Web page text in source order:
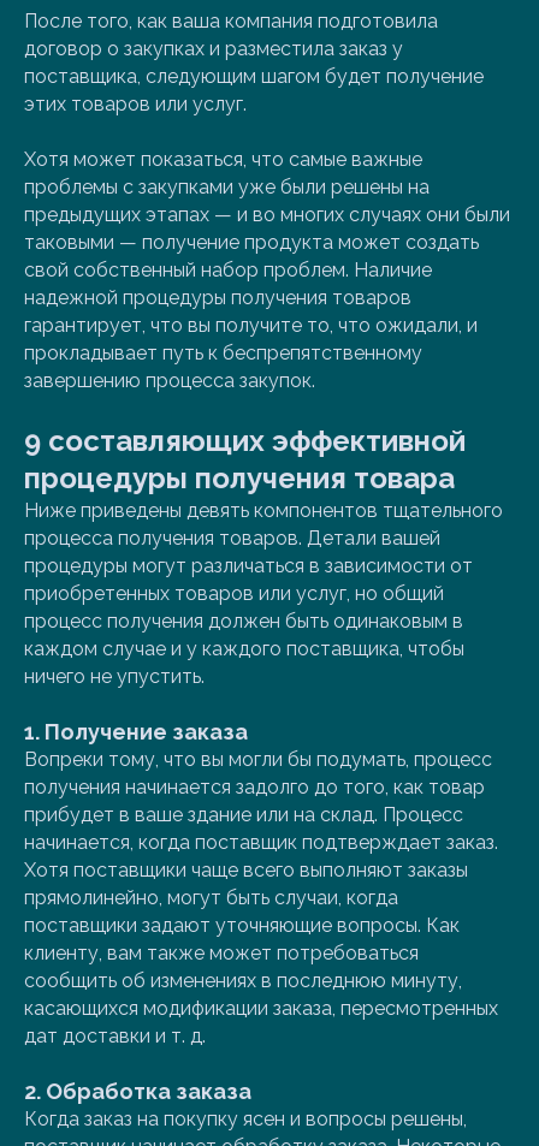
После того, как ваша компания подготовила
договор о закупках и разместила заказ у
поставщика, следующим шагом будет получение
этих товаров или услуг.
Хотя может показаться, что самые важные
проблемы с закупками уже были решены на
предыдущих этапах — и во многих случаях они были
таковыми — получение продукта может создать
свой собственный набор проблем. Наличие
надежной процедуры получения товаров
гарантирует, что вы получите то, что ожидали, и
прокладывает путь к беспрепятственному
завершению процесса закупок.
9 составляющих эффективной
процедуры получения товара
Ниже приведены девять компонентов тщательного
процесса получения товаров. Детали вашей
процедуры могут различаться в зависимости от
приобретенных товаров или услуг, но общий
процесс получения должен быть одинаковым в
каждом случае и у каждого поставщика, чтобы
ничего не упустить.
1. Получение заказа
Вопреки тому, что вы могли бы подумать, процесс
получения начинается задолго до того, как товар
прибудет в ваше здание или на склад. Процесс
начинается, когда поставщик подтверждает заказ.
Хотя поставщики чаще всего выполняют заказы
прямолинейно, могут быть случаи, когда
поставщики задают уточняющие вопросы. Как
клиенту, вам также может потребоваться
сообщить об изменениях в последнюю минуту,
касающихся модификации заказа, пересмотренных
дат доставки и т. д.
2. Обработка заказа
Когда заказ на покупку ясен и вопросы решены,